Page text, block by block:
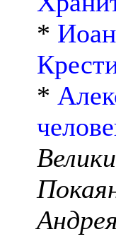
*
*
Андрея